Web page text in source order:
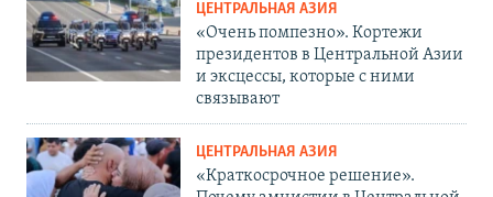
ЦЕНТРАЛЬНАЯ АЗИЯ
«Очень помпезно». Кортежи
президентов в Центральной Азии
и эксцессы, которые с ними
связывают
ЦЕНТРАЛЬНАЯ АЗИЯ
«Краткосрочное решение».